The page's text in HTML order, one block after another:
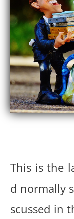
This is the
d normally
scussed in